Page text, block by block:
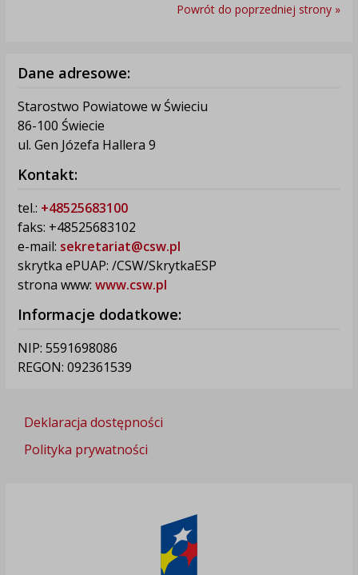
Powrót do poprzedniej strony »
Dane adresowe:
Starostwo Powiatowe w Świeciu
86-100 Świecie
ul. Gen Józefa Hallera 9
Kontakt:
tel.: +48525683100
faks: +48525683102
e-mail: sekretariat@csw.pl
skrytka ePUAP: /CSW/SkrytkaESP
strona www: www.csw.pl
Informacje dodatkowe:
NIP: 5591698086
REGON: 092361539
Deklaracja dostępności
Polityka prywatności